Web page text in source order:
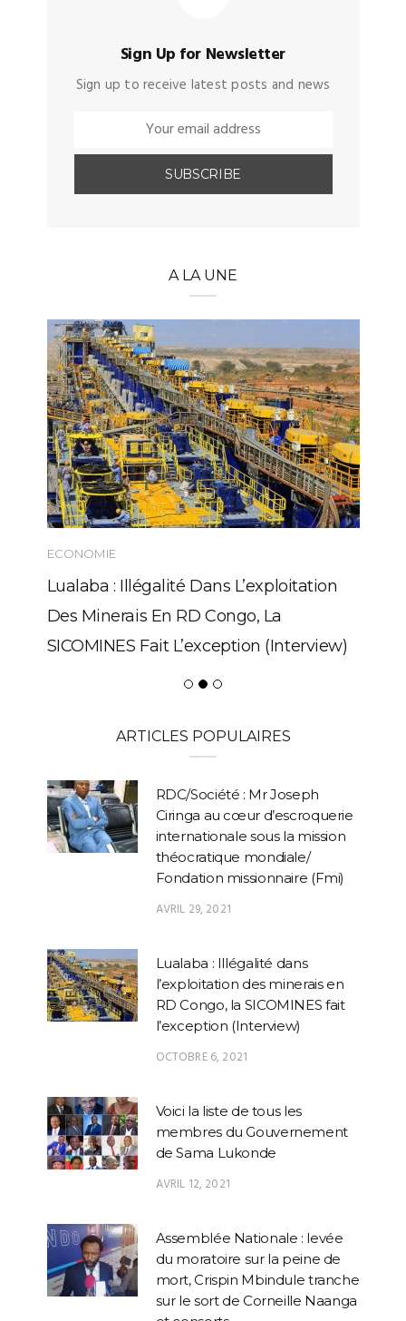
Sign Up for Newsletter
Sign up to receive latest posts and news
A LA UNE
ECONOMIE
Lualaba : Illégalité Dans L’exploitation
Des Minerais En RD Congo, La
SICOMINES Fait L’exception (Interview)
ARTICLES POPULAIRES
RDC/Société : Mr Joseph
Ciringa au cœur d’escroquerie
internationale sous la mission
théocratique mondiale/
Fondation missionnaire (Fmi)
AVRIL 29, 2021
Lualaba : Illégalité dans
l’exploitation des minerais en
RD Congo, la SICOMINES fait
l’exception (Interview)
OCTOBRE 6, 2021
Voici la liste de tous les
membres du Gouvernement
de Sama Lukonde
AVRIL 12, 2021
Assemblée Nationale : levée
du moratoire sur la peine de
mort, Crispin Mbindule tranche
sur le sort de Corneille Naanga